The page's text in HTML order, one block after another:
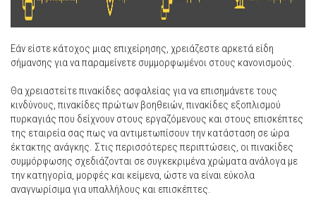
Εάν είστε κάτοχος μιας επιχείρησης, χρειάζεστε αρκετά είδη
σήμανσης για να παραμείνετε συμμορφωμένοι στους κανονισμούς.
Θα χρειαστείτε πινακίδες ασφαλείας για να επισημάνετε τους
κινδύνους, πινακίδες πρώτων βοηθειών, πινακίδες εξοπλισμού
πυρκαγιάς που δείχνουν στους εργαζόμενους και στους επισκέπτες
της εταιρεία σας πως να αντιμετωπίσουν την κατάσταση σε ώρα
έκτακτης ανάγκης. Στις περισσότερες περιπτώσεις, οι πινακίδες
συμμόρφωσης σχεδιάζονται σε συγκεκριμένα χρώματα ανάλογα με
την κατηγορία, μορφές και κείμενα, ώστε να είναι εύκολα
αναγνωρίσιμα για υπαλλήλους και επισκέπτες.